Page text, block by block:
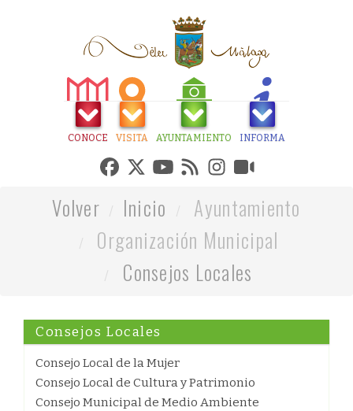
CONOCE VISITA AYUNTAMIENTO INFORMA
Volver Inicio
Ayuntamiento
Organización Municipal
Consejos Locales
Consejos Locales
Consejo Local de la Mujer
Consejo Local de Cultura y Patrimonio
Consejo Municipal de Medio Ambiente